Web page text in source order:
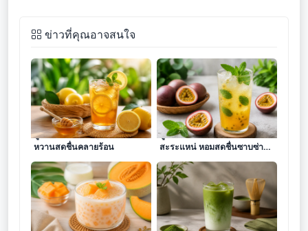
ข่าวที่คุณอาจสนใจ
สูตรชามะนาวน้ำผึ้งแท้ หอม
หวานสดชื่นคลายร้อน
สูตรน้ำเสาวรสโซดาใบ
สะระแหน่ หอมสดชื่นซาบซ่า
ถึงใจ